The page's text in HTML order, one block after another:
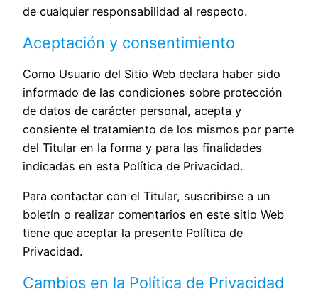
de cualquier responsabilidad al respecto.
Aceptación y consentimiento
Como Usuario del Sitio Web declara haber sido
informado de las condiciones sobre protección
de datos de carácter personal, acepta y
consiente el tratamiento de los mismos por parte
del Titular en la forma y para las finalidades
indicadas en esta Política de Privacidad.
Para contactar con el Titular, suscribirse a un
boletín o realizar comentarios en este sitio Web
tiene que aceptar la presente Política de
Privacidad.
Cambios en la Política de Privacidad